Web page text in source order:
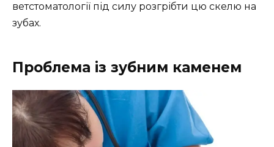
ветстоматології під силу розгрібти цю скелю на
зубах.
Проблема із зубним каменем